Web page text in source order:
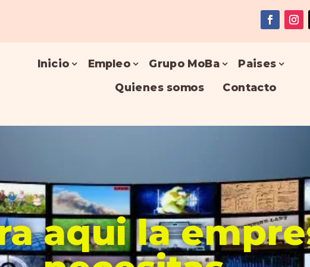
Inicio Empleo Grupo MoBa
Paises
Quienes somos
Contacto
aqui la